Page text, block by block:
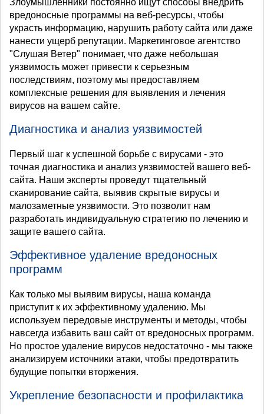
вредоносные программы на веб-ресурсы, чтобы
украсть информацию, нарушить работу сайта или даже
нанести ущерб репутации. Маркетинговое агентство
"Слушая Ветер" понимает, что даже небольшая
уязвимость может привести к серьезным
последствиям, поэтому мы предоставляем
комплексные решения для выявления и лечения
вирусов на вашем сайте.
Диагностика и анализ уязвимостей
Первый шаг к успешной борьбе с вирусами - это
точная диагностика и анализ уязвимостей вашего веб-
сайта. Наши эксперты проведут тщательный
сканирование сайта, выявив скрытые вирусы и
малозаметные уязвимости. Это позволит нам
разработать индивидуальную стратегию по лечению и
защите вашего сайта.
Эффективное удаление вредоносных
программ
Как только мы выявим вирусы, наша команда
приступит к их эффективному удалению. Мы
используем передовые инструменты и методы, чтобы
навсегда избавить ваш сайт от вредоносных программ.
Но простое удаление вирусов недостаточно - мы также
анализируем источники атаки, чтобы предотвратить
будущие попытки вторжения.
Укрепление безопасности и профилактика